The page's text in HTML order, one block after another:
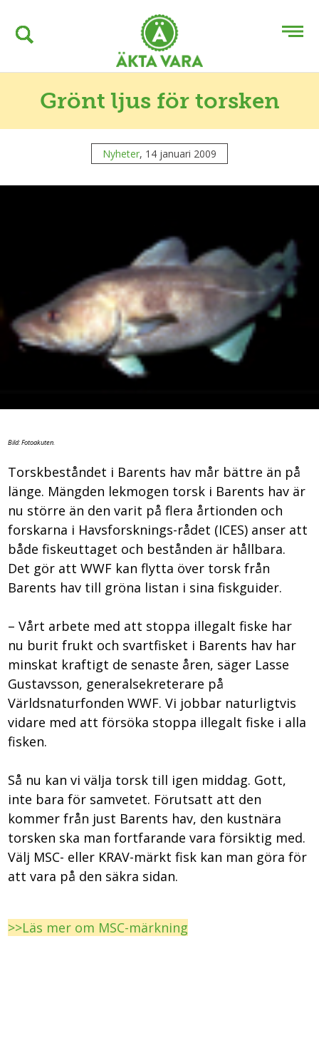
Grönt ljus för torsken
Nyheter, 14 januari 2009
Bild: Fotoakuten.
Torskbeståndet i Barents hav mår bättre än på
länge. Mängden lekmogen torsk i Barents hav är
nu större än den varit på flera årtionden och
forskarna i Havsforsknings-rådet (ICES) anser att
både fiskeuttaget och bestånden är hållbara.
Det gör att WWF kan flytta över torsk från
Barents hav till gröna listan i sina fiskguider.
– Vårt arbete med att stoppa illegalt fiske har
nu burit frukt och svartfisket i Barents hav har
minskat kraftigt de senaste åren, säger Lasse
Gustavsson, generalsekreterare på
Världsnaturfonden WWF. Vi jobbar naturligtvis
vidare med att försöka stoppa illegalt fiske i alla
fisken.
Så nu kan vi välja torsk till igen middag. Gott,
inte bara för samvetet. Förutsatt att den
kommer från just Barents hav, den kustnära
torsken ska man fortfarande vara försiktig med.
Välj MSC- eller KRAV-märkt fisk kan man göra för
att vara på den säkra sidan.
>>Läs mer om MSC-märkning